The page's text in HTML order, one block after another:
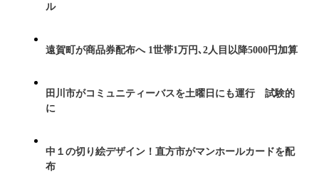
ル
遠賀町が商品券配布へ 1世帯1万円､2人目以降5000円加算
田川市がコミュニティーバスを土曜日にも運行 試験的
に
中１の切り絵デザイン！直方市がマンホールカードを配
布